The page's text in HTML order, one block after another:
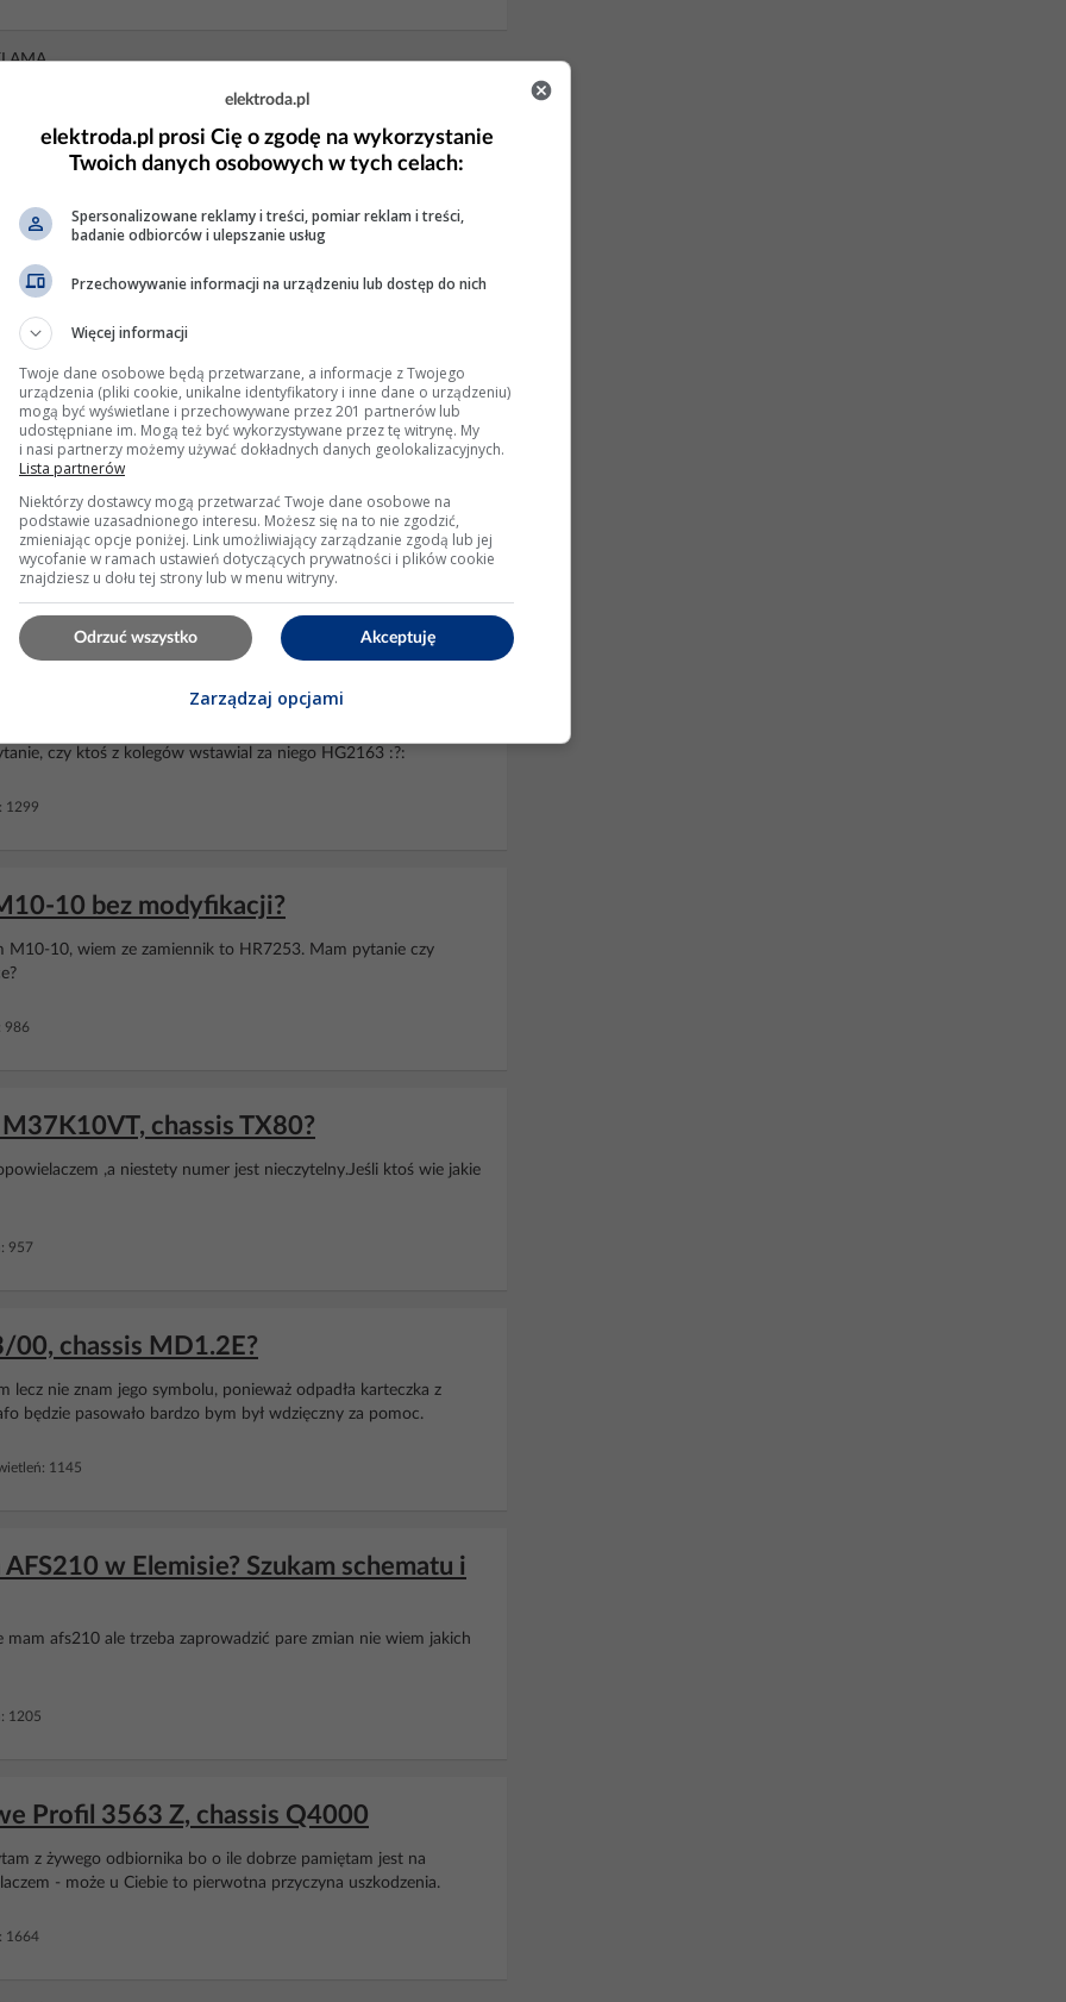
JMP 2021T – gdzie znaleźć?
i popalonymi rezystorami.Gdzie mógłbym dostać schemat do
924
D344/37 w Sharp DV-
czy ktoś z kolegów wstawial za niego HG2163 :?:
1299
10 bez modyfikacji?
M10-10, wiem ze zamiennik to HR7253. Mam pytanie czy
986
chassis TX80?
,a niestety numer jest nieczytelny.Jeśli ktoś wie jakie
957
chassis MD1.2E?
lecz nie znam jego symbolu, ponieważ odpadła karteczka z
będzie pasowało bardzo bym był wdzięczny za pomoc.
1145
w Elemisie? Szukam schematu i
afs210 ale trzeba zaprowadzić pare zmian nie wiem jakich
1205
Profil 3563 Z, chassis Q4000
z żywego odbiornika bo o ile dobrze pamiętam jest na
- może u Ciebie to pierwotna przyczyna uszkodzenia.
1664
elektroda.pl
elektroda.pl prosi Cię o zgodę na wykorzystanie
Twoich danych osobowych w tych celach:
Spersonalizowane reklamy i treści, pomiar reklam i treści,
badanie odbiorców i ulepszanie usług
Przechowywanie informacji na urządzeniu lub dostęp do nich
Więcej informacji
Twoje dane osobowe będą przetwarzane, a informacje z Twojego
urządzenia (pliki cookie, unikalne identyfikatory i inne dane o urządzeniu)
mogą być wyświetlane i przechowywane przez 201 partnerów lub
udostępniane im. Mogą też być wykorzystywane przez tę witrynę. My
i nasi partnerzy możemy używać dokładnych danych geolokalizacyjnych.
Lista partnerów
Niektórzy dostawcy mogą przetwarzać Twoje dane osobowe na
podstawie uzasadnionego interesu. Możesz się na to nie zgodzić,
zmieniając opcje poniżej. Link umożliwiający zarządzanie zgodą lub jej
wycofanie w ramach ustawień dotyczących prywatności i plików cookie
znajdziesz u dołu tej strony lub w menu witryny.
Akceptuję
Odrzuć wszystko
Zarządzaj opcjami